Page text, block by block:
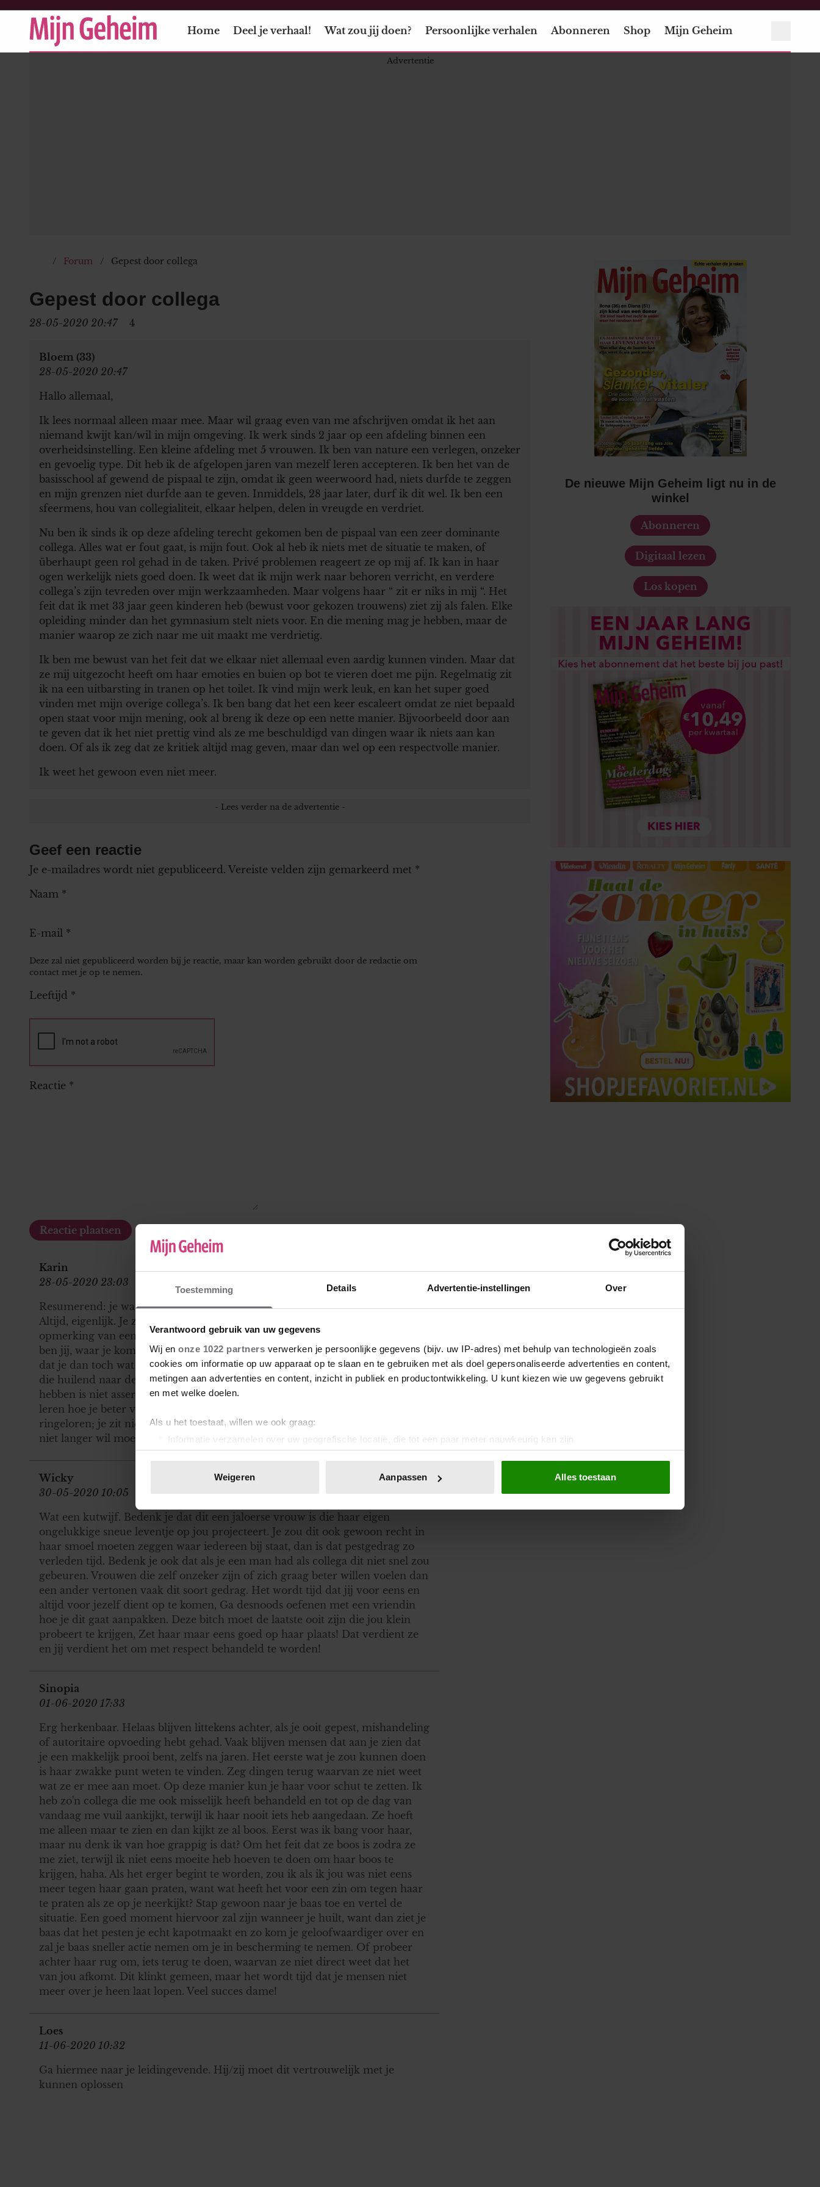
Toestemming Details Advertentie-instellingen Over
Verantwoord gebruik van uw gegevens
Wij en onze 1022 partners verwerken je persoonlijke gegevens (bijv. uw IP-adres) met behulp van technologieën zoals
cookies om informatie op uw apparaat op te slaan en te gebruiken met als doel gepersonaliseerde advertenties en content,
metingen aan advertenties en content, inzicht in publiek en productontwikkeling. U kunt kiezen wie uw gegevens gebruikt
en met welke doelen.
Als u het toestaat, willen we ook graag:
Informatie verzamelen over uw geografische locatie, die tot een paar meter nauwkeurig kan zijn
Uw apparaat identificeren door het actief te scannen op specifieke eigenschappen (fingerprinting)
toestemming op elk moment wijzigen of intrekken in de Cookieverklaring.
We gebruiken cookies om content en advertenties te personaliseren, om functies voor social media te bieden en om ons
websiteverkeer te analyseren. Ook delen we informatie over uw gebruik van onze site met onze partners voor social
media, adverteren en analyse. Deze partners kunnen deze gegevens combineren met andere informatie die u aan ze heeft
verstrekt of die ze hebben verzameld op basis van uw gebruik van hun services. U gaat akkoord met onze cookies als u
onze website blijft gebruiken.
Weigeren Aanpassen Alles toestaan
Home Deel je verhaal! Wat zou jij doen? Persoonlijke verhalen Abonneren Shop Mijn Geheim
Forum Gepest door collega
Gepest door collega
28-05-2020 20:47 4
Bloem (33)
28-05-2020 20:47
Hallo allemaal,
Ik lees normaal alleen maar mee. Maar wil graag even van me afschrijven omdat ik het aan
niemand kwijt kan/wil in mijn omgeving. Ik werk sinds 2 jaar op een afdeling binnen een
overheidsinstelling. Een kleine afdeling met 5 vrouwen. Ik ben van nature een verlegen, onzeker
en gevoelig type. Dit heb ik de afgelopen jaren van mezelf leren accepteren. Ik ben het van de
basisschool af gewend de pispaal te zijn, omdat ik geen weerwoord had, niets durfde te zeggen
en mijn grenzen niet durfde aan te geven. Inmiddels, 28 jaar later, durf ik dit wel. Ik ben een
sfeermens, hou van collegialiteit, elkaar helpen, delen in vreugde en verdriet.
Nu ben ik sinds ik op deze afdeling terecht gekomen ben de pispaal van een zeer dominante
collega. Alles wat er fout gaat, is mijn fout. Ook al heb ik niets met de situatie te maken, of
überhaupt geen rol gehad in de taken. Privé problemen reageert ze op mij af. Ik kan in haar
ogen werkelijk niets goed doen. Ik weet dat ik mijn werk naar behoren verricht, en verdere
collega’s zijn tevreden over mijn werkzaamheden. Maar volgens haar “ zit er niks in mij “. Het
feit dat ik met 33 jaar geen kinderen heb (bewust voor gekozen trouwens) ziet zij als falen. Elke
opleiding minder dan het gymnasium stelt niets voor. En die mening mag je hebben, maar de
manier waarop ze zich naar me uit maakt me verdrietig.
Ik ben me bewust van het feit dat we elkaar niet allemaal even aardig kunnen vinden. Maar dat
ze mij uitgezocht heeft om haar emoties en buien op bot te vieren doet me pijn. Regelmatig zit
ik na een uitbarsting in tranen op het toilet. Ik vind mijn werk leuk, en kan het super goed
vinden met mijn overige collega’s. Ik ben bang dat het een keer escaleert omdat ze niet bepaald
open staat voor mijn mening, ook al breng ik deze op een nette manier. Bijvoorbeeld door aan
te geven dat ik het niet prettig vind als ze me beschuldigd van dingen waar ik niets aan kan
doen. Of als ik zeg dat ze kritiek altijd mag geven, maar dan wel op een respectvolle manier.
Ik weet het gewoon even niet meer.
Geef een reactie
Je e-mailadres wordt niet gepubliceerd. Vereiste velden zijn gemarkeerd met *
Naam *
E-mail *
Deze zal niet gepubliceerd worden bij je reactie, maar kan worden gebruikt door de redactie om
contact met je op te nemen.
Leeftijd *
Reactie *
Karin
28-05-2020 23:03
Resumerend: je was op de basisschool de pispaal, en nu op je werk weer.
Altijd, eigenlijk. Je zegt dat je van je af hebt leren bijten maar zit na een suffe
opmerking van een collega op de wc te huilen. Waarom? De enige constante
ben jij, waar je komt ben jij de pispaal. Niet om onaardig te doen maar ik denk
dat je dan toch wat beter voor jezelf op moet leren komen. Een vrouw van 33
die huilend naar de wc vlucht na een opmerking over wel of niet kinderen
hebben is niet assertief, komt niet voor zichzelf op. Gelukkig kan je alsnog
leren hoe je beter voor jezelf op kan komen, ga dat doen en laat je niet zo
ringeloren; je zit niet meer op de basisschool. Mss even moeilijk maar als je dit
niet langer wil moet je dat toch doen hoor! Heel veel sterkte en succes.
Wicky
30-05-2020 10:05
Wat een kutwijf. Bedenk je dat dit een jaloerse vrouw is die haar eigen
ongelukkige sneue leventje op jou projecteert. Je zou dit ook gewoon recht in
haar smoel moeten zeggen waar iedereen bij staat, dan is dat pestgedrag zo
verleden tijd. Bedenk je ook dat als je een man had als collega dit niet snel zou
gebeuren. Vrouwen die zelf onzeker zijn of zich graag beter willen voelen dan
een ander vertonen vaak dit soort gedrag. Het wordt tijd dat jij voor eens en
altijd voor jezelf dient op te komen, Ga desnoods oefenen met een vriendin
hoe je dit gaat aanpakken. Deze bitch moet de laatste ooit zijn die jou klein
probeert te krijgen, Zet haar maar eens goed op haar plaats! Dat verdient ze
en jij verdient het om met respect behandeld te worden!
Sinopia
01-06-2020 17:33
Erg herkenbaar. Helaas blijven littekens achter, als je ooit gepest, mishandeling
of autoritaire opvoeding hebt gehad. Vaak blijven mensen dat aan je zien dat
je een makkelijk prooi bent, zelfs na jaren. Het eerste wat je zou kunnen doen
is haar zwakke punt weten te vinden. Zeg dingen terug waarvan ze niet weet
wat ze er mee aan moet. Op deze manier kun je haar voor schut te zetten. Ik
heb zo'n collega die me ook misselijk heeft behandeld en tot op de dag van
vandaag me vuil aankijkt, terwijl ik haar nooit iets heb aangedaan. Ze hoeft
me alleen maar te zien en dan kijkt ze al boos. Eerst was ik bang voor haar,
maar nu denk ik van hoe grappig is dat? Om het feit dat ze boos is zodra ze
me ziet, terwijl ik niet eens moeite heb hoeven te doen om haar boos te
krijgen, haha. Als het erger begint te worden, zou ik als ik jou was niet eens
meer tegen haar gaan praten, want wat heeft het voor een zin om tegen haar
te praten als ze op je neerkijkt? Stap gewoon naar je baas toe en vertel de
situatie. Een goed moment hiervoor zal zijn wanneer je huilt, want dan ziet je
baas dat het pesten je echt kapotmaakt en zo kom je geloofwaardiger over en
zal je baas sneller actie nemen om je in bescherming te nemen. Of probeer
achter haar rug om, iets terug te doen, waarvan ze niet direct weet dat het
van jou afkomt. Dit klinkt gemeen, maar het wordt tijd dat je mensen niet
meer over je heen laat lopen. Veel succes dame!
Loes
11-06-2020 10:32
Ga hiermee naar je leidingevende. Hij/zij moet dit vertrouwelijk met je
kunnen oplossen
De nieuwe Mijn Geheim ligt nu in de
winkel
Abonneren
Digitaal lezen
Los kopen